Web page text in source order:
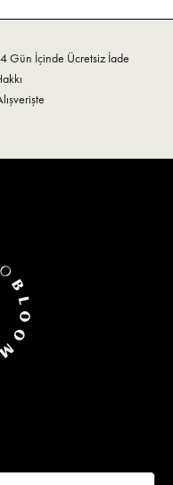
Gün İçinde Ücretsiz İade